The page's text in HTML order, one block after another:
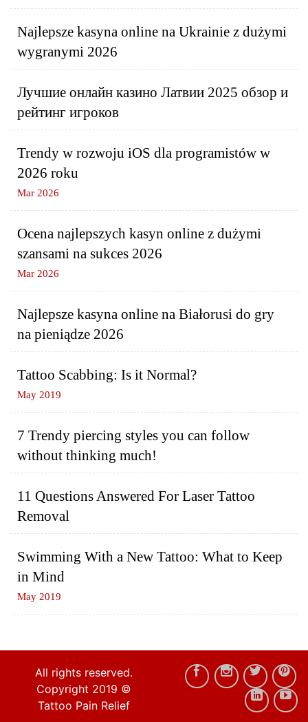
Najlepsze kasyna online na Ukrainie z dużymi
wygranymi 2026
Лучшие онлайн казино Латвии 2025 обзор и
рейтинг игроков
Trendy w rozwoju iOS dla programistów w
2026 roku
Mar 2026
Ocena najlepszych kasyn online z dużymi
szansami na sukces 2026
Mar 2026
Najlepsze kasyna online na Białorusi do gry
na pieniądze 2026
Tattoo Scabbing: Is it Normal?
May 2019
7 Trendy piercing styles you can follow
without thinking much!
11 Questions Answered For Laser Tattoo
Removal
Swimming With a New Tattoo: What to Keep
in Mind
May 2019
All rights reserved.
Copyright 2019 ©
Tattoo Pain Relief